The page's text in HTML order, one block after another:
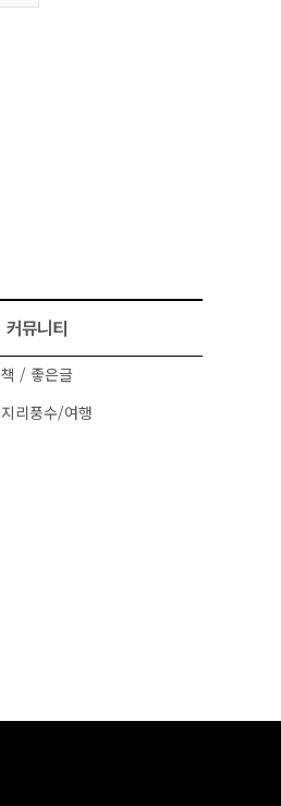
커뮤니티
책 / 좋은글
지리풍수/여행